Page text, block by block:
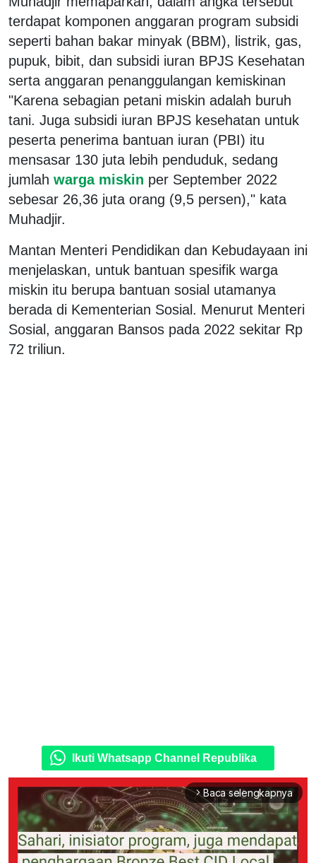
terdapat komponen anggaran program subsidi
seperti bahan bakar minyak (BBM), listrik, gas,
pupuk, bibit, dan subsidi iuran BPJS Kesehatan
serta anggaran penanggulangan kemiskinan
"Karena sebagian petani miskin adalah buruh
tani. Juga subsidi iuran BPJS kesehatan untuk
peserta penerima bantuan iuran (PBI) itu
mensasar 130 juta lebih penduduk, sedang
jumlah warga miskin per September 2022
sebesar 26,36 juta orang (9,5 persen)," kata
Muhadjir.
Mantan Menteri Pendidikan dan Kebudayaan ini
menjelaskan, untuk bantuan spesifik warga
miskin itu berupa bantuan sosial utamanya
berada di Kementerian Sosial. Menurut Menteri
Sosial, anggaran Bansos pada 2022 sekitar Rp
72 triliun.
Ikuti Whatsapp Channel Republika
arrow_forward_ios Baca selengkapnya